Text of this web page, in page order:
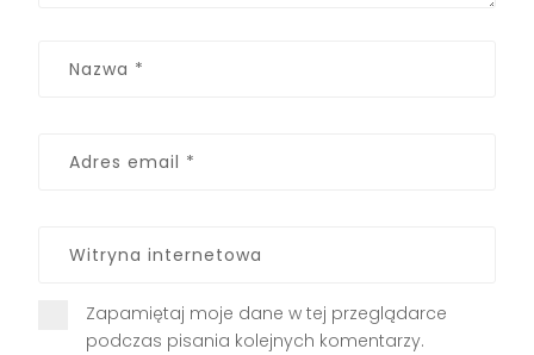
Zapamiętaj moje dane w tej przeglądarce
podczas pisania kolejnych komentarzy.